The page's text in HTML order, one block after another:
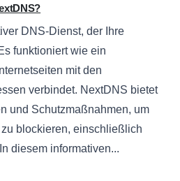
DNS-Dienst, der Ihre
funktioniert wie ein
mit den
verbindet. NextDNS bietet
und Schutzmaßnahmen, um
blockieren, einschließlich
diesem informativen...